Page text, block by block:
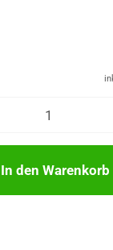
In den Warenkorb